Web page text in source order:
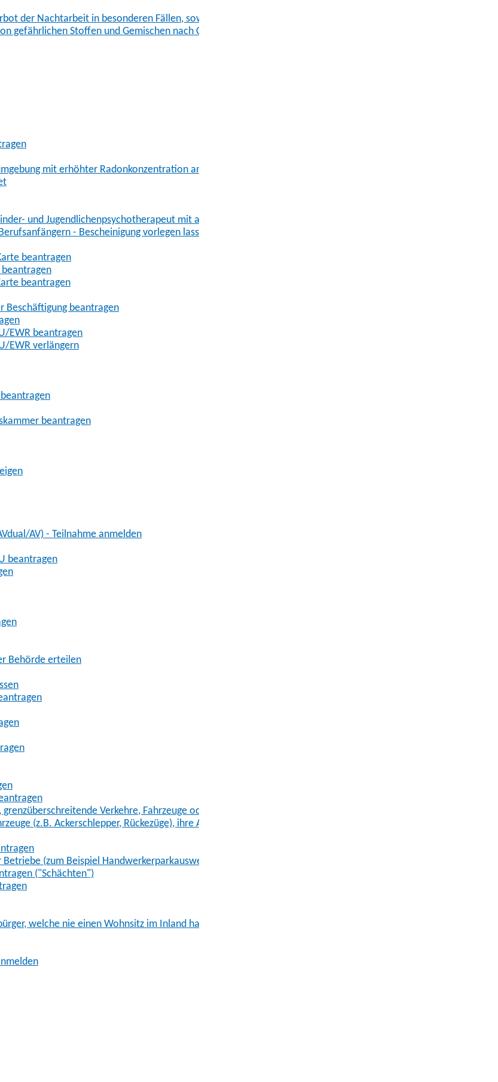
der Nachtarbeit in besonderen Fällen, sowie der Art der Arbeit und dem Arbeitstempo
gefährlichen Stoffen und Gemischen nach ChemVerbotsV sowie Änderungsanzeigen bei Wechsel der
mit erhöhter Radonkonzentration anmelden
und Jugendlichenpsychotherapeut mit ausländischer Berufsausbildung – Approbation beantragen
- Bescheinigung vorlegen lassen
beantragen
beantragen
Beschäftigung beantragen
EWR beantragen
EWR verlängern
beantragen
AV) - Teilnahme anmelden
beantragen
Behörde erteilen
Verkehre, Fahrzeuge oder Fahrzeugkombinationen nach § 70 StVZO beantragen
(z.B. Ackerschlepper, Rückezüge), ihre Anhänger, Arbeitsmaschinen (z.B. Gabelstapler, Mähdrescher)
(zum Beispiel Handwerkerparkausweis)
("Schächten")
welche nie einen Wohnsitz im Inland hatten